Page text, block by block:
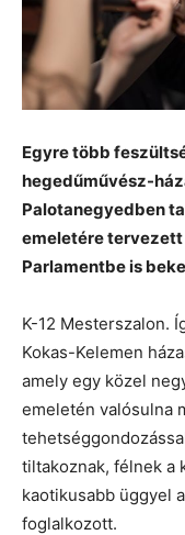
Egyre több
hegedűművész-
Palotanegyedben
emeletére tervezett
Parlamentbe is
K-12 Mesterszalon.
Kokas-Kelemen
amely egy közel
emeletén valósulna
tiltakoznak, félnek a
kaotikusabb üggyel a
foglalkozott.